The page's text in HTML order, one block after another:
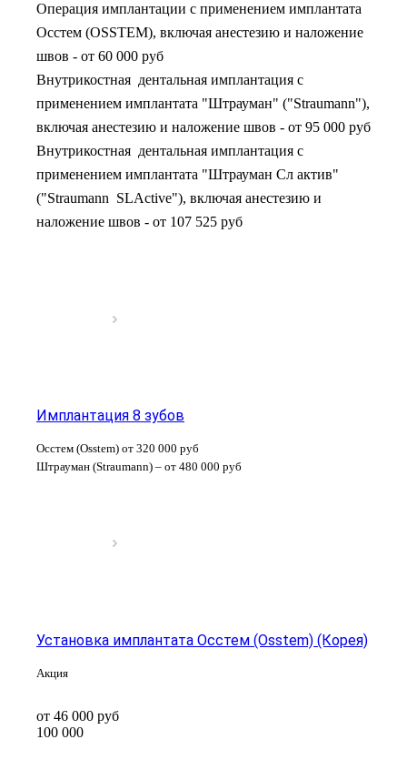
Операция имплантации с применением имплантата
Осстем (OSSTEM), включая анестезию и наложение
швов - от 60 000 руб
Внутрикостная дентальная имплантация с
применением имплантата "Штрауман" ("Straumann"),
включая анестезию и наложение швов - от 95 000 руб
Внутрикостная дентальная имплантация с
применением имплантата "Штрауман Сл актив"
("Straumann SLActive"), включая анестезию и
наложение швов - от 107 525 руб
Имплантация 8 зубов
Осстем (Osstem) от 320 000 руб
Штрауман (Straumann) – от 480 000 руб
Установка имплантата Осстем (Osstem) (Корея)
Акция
от 46 000 руб
100 000